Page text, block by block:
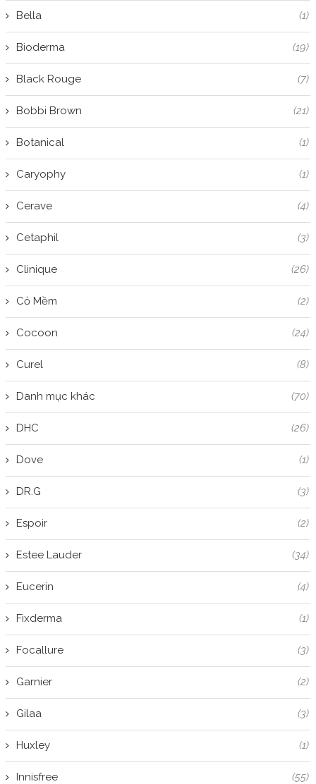
Bella (1)
Bioderma (19)
Black Rouge (7)
Bobbi Brown (21)
Botanical (1)
Caryophy (1)
Cerave (4)
Cetaphil (3)
Clinique (26)
Cỏ Mềm (2)
Cocoon (24)
Curel (8)
Danh mục khác (70)
DHC (26)
Dove (1)
DR.G (3)
Espoir (2)
Estee Lauder (34)
Eucerin (4)
Fixderma (1)
Focallure (3)
Garnier (2)
Gilaa (3)
Huxley (1)
Innisfree (55)